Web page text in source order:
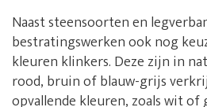
Naast steensoorten en
bestratingswerken ook nog
kleuren klinkers. Deze zijn in
rood, bruin of blauw-grijs
opvallende kleuren, zoals wit of